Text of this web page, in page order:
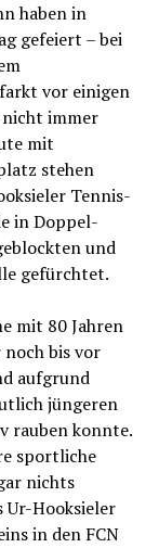
haben in
gefeiert – bei
vor einigen
nicht immer
mit
stehen
Tennis-
in Doppel-
und
gefürchtet.
mit 80 Jahren
bis vor
aufgrund
jüngeren
rauben konnte.
sportliche
nichts
Ur-Hooksieler
in den FCN